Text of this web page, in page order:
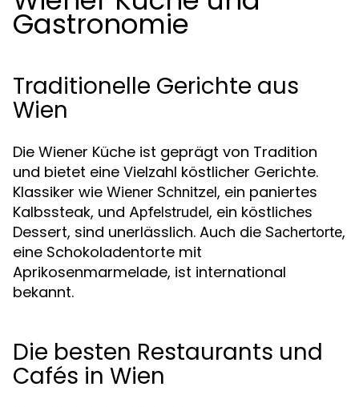
Gastronomie
Traditionelle Gerichte aus
Wien
Die Wiener Küche ist geprägt von Tradition
und bietet eine Vielzahl köstlicher Gerichte.
Klassiker wie Wiener Schnitzel, ein paniertes
Kalbssteak, und Apfelstrudel, ein köstliches
Dessert, sind unerlässlich. Auch die Sachertorte,
eine Schokoladentorte mit
Aprikosenmarmelade, ist international
bekannt.
Die besten Restaurants und
Cafés in Wien